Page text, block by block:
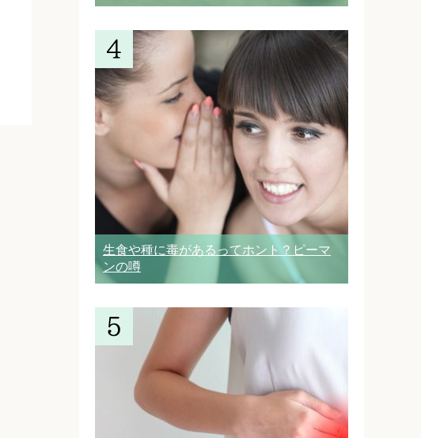
生食や種に毒があるってホント？ピーマ
ンの噂